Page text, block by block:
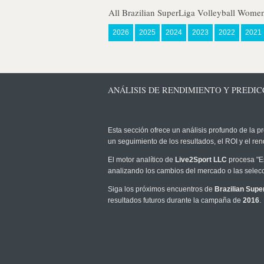
All Brazilian SuperLiga Volleyball
2026 2025 2024 2023 2022 2021
ANÁLISIS DE RENDIMIENTO Y
Esta sección ofrece un análisis profundo de la
un seguimiento de los resultados, el ROI y el
El motor analítico de Live2Sport LLC procesa
analizando los cambios del mercado o las
Siga los próximos encuentros de Brazilian
resultados futuros durante la campaña de 2016.